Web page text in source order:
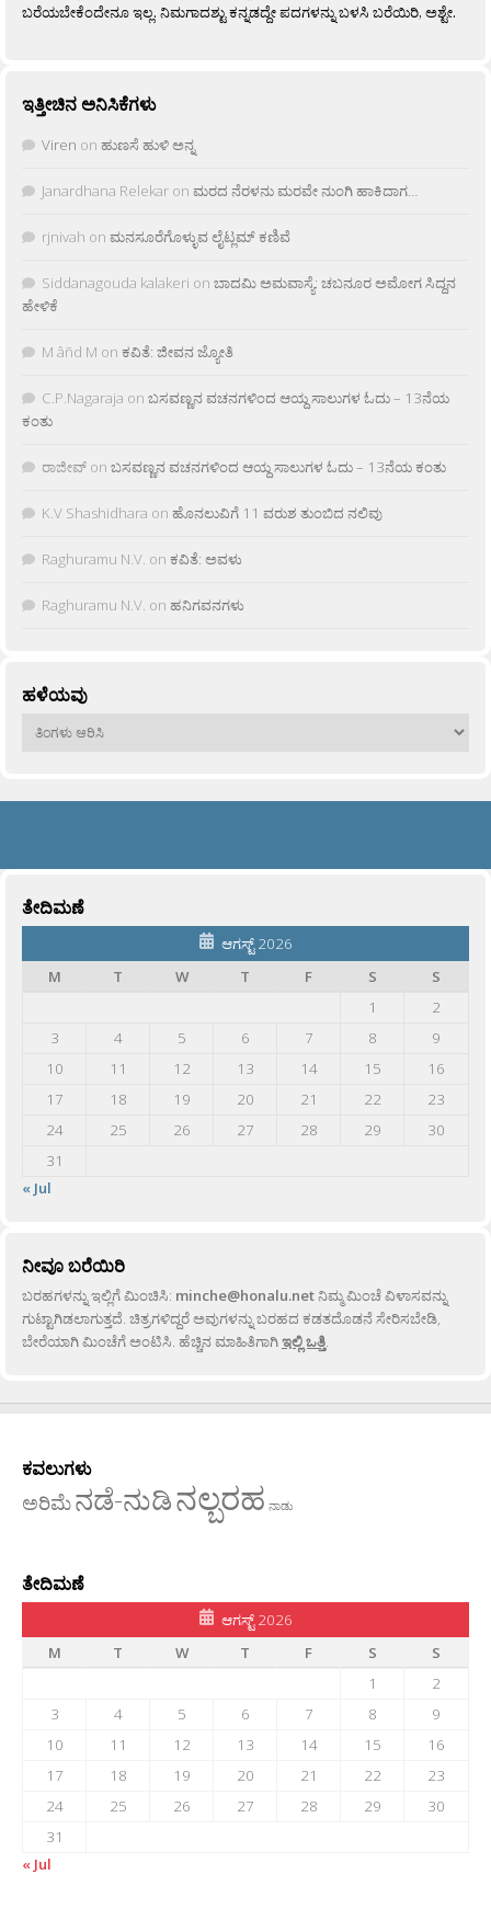
ಬರೆಯಬೇಕೆಂದೇನೂ ಇಲ್ಲ. ನಿಮಗಾದಶ್ಟು ಕನ್ನಡದ್ದೇ ಪದಗಳನ್ನು ಬಳಸಿ ಬರೆಯಿರಿ, ಅಶ್ಟೇ.
ಇತ್ತೀಚಿನ ಅನಿಸಿಕೆಗಳು
Viren on ಹುಣಸೆ ಹುಳಿ ಅನ್ನ
Janardhana Relekar on ಮರದ ನೆರಳನು ಮರವೇ ನುಂಗಿ ಹಾಕಿದಾಗ…
rjnivah on ಮನಸೂರೆಗೊಳ್ಳುವ ಲೈಟ್ಲಮ್ ಕಣಿವೆ
Siddanagouda kalakeri on ಬಾದಮಿ ಅಮವಾಸ್ಯೆ: ಚಬನೂರ ಅಮೋಗ ಸಿದ್ದನ
ಹೇಳಿಕೆ
M âñd M on ಕವಿತೆ: ಜೀವನ ಜ್ಯೋತಿ
C.P.Nagaraja on ಬಸವಣ್ಣನ ವಚನಗಳಿಂದ ಆಯ್ದ ಸಾಲುಗಳ ಓದು – 13ನೆಯ
ಕಂತು
ರಾಜೀವ್ on ಬಸವಣ್ಣನ ವಚನಗಳಿಂದ ಆಯ್ದ ಸಾಲುಗಳ ಓದು – 13ನೆಯ ಕಂತು
K.V Shashidhara on ಹೊನಲುವಿಗೆ 11 ವರುಶ ತುಂಬಿದ ನಲಿವು
Raghuramu N.V. on ಕವಿತೆ: ಅವಳು
Raghuramu N.V. on ಹನಿಗವನಗಳು
ಹಳೆಯವು
ಹಳೆಯವು
ತೇದಿಮಣೆ
ಆಗಸ್ಟ್ 2026
M
T W T F S
S
1
2
3
4 5 6 7 8
9
10
11 12 13 14 15
16
17
18 19 20 21 22
23
24
25 26 27 28 29
30
31
« Jul
ನೀವೂ ಬರೆಯಿರಿ
ಬರಹಗಳನ್ನು ಇಲ್ಲಿಗೆ ಮಿಂಚಿಸಿ: minche@honalu.netನಿಮ್ಮ ಮಿಂಚೆ ವಿಳಾಸವನ್ನು
ಗುಟ್ಟಾಗಿಡಲಾಗುತ್ತದೆ. ಚಿತ್ರಗಳಿದ್ದರೆ ಅವುಗಳನ್ನು ಬರಹದ ಕಡತದೊಡನೆ ಸೇರಿಸಬೇಡಿ,
ಬೇರೆಯಾಗಿ ಮಿಂಚೆಗೆ ಅಂಟಿಸಿ. ಹೆಚ್ಚಿನ ಮಾಹಿತಿಗಾಗಿಇಲ್ಲಿ ಒತ್ತಿ.
ಕವಲುಗಳು
ಅರಿಮೆನಡೆ-ನುಡಿನಲ್ಬರಹ ನಾಡು
ತೇದಿಮಣೆ
ಆಗಸ್ಟ್ 2026
M
T W T F S
S
1
2
3
4 5 6 7 8
9
10
11 12 13 14 15
16
17
18 19 20 21 22
23
24
25 26 27 28 29
30
31
« Jul